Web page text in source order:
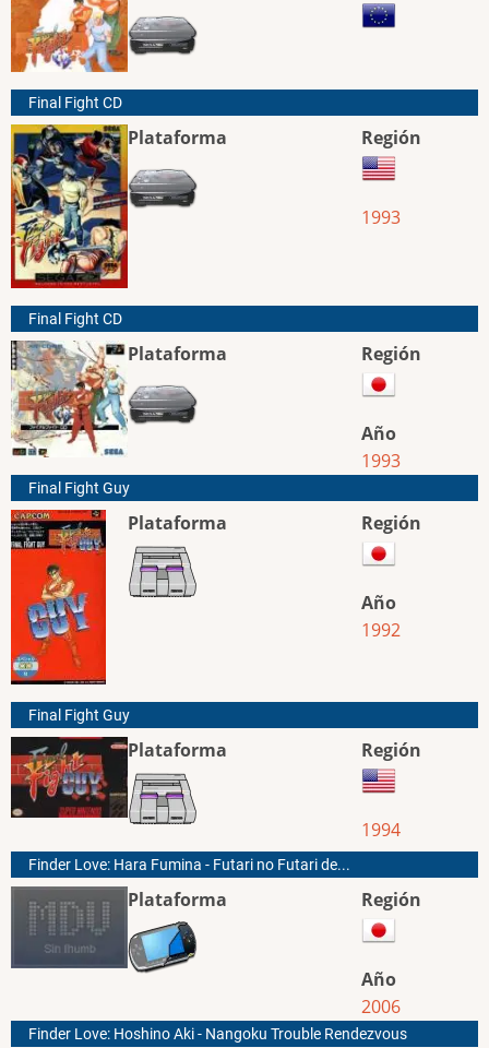
Final Fight CD
Plataforma Región
1993
Final Fight CD
Plataforma Región
Año
1993
Final Fight Guy
Plataforma Región
Año
1992
Final Fight Guy
Plataforma Región
1994
Finder Love: Hara Fumina - Futari no Futari de...
Plataforma Región
Año
2006
Finder Love: Hoshino Aki - Nangoku Trouble Rendezvous